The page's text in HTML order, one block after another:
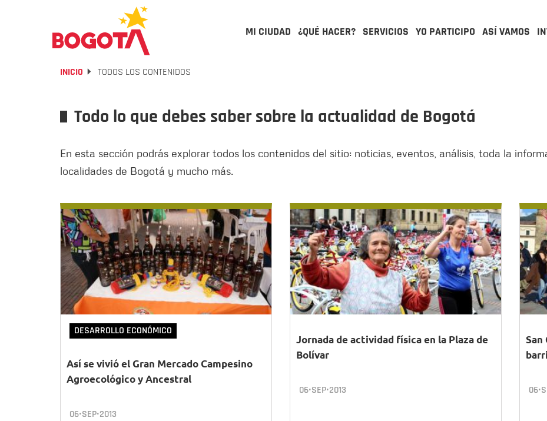
MI CIUDAD ¿QUÉ HACER? SERVICIOS YO PARTICIPO ASÍ VAMOS
INICIO TODOS LOS CONTENIDOS
Todo lo que debes saber sobre la actualidad de Bogotá
En esta sección podrás explorar todos los contenidos del sitio: noticias, eventos, análisis, toda la
localidades de Bogotá y mucho más.
DESARROLLO ECONÓMICO
Así se vivió el Gran Mercado Campesino
Agroecológico y Ancestral
06•SEP•2013
Jornada de actividad física en la Plaza de
Bolívar
06•SEP•2013
San